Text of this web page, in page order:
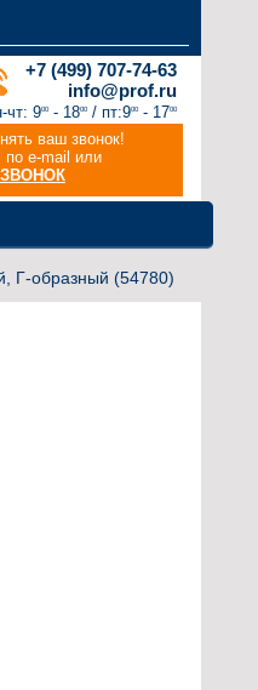
+7 (499) 707-74-63
info@prof.ru
чт: 900 - 1800 / пт:900 - 1700
ваш звонок!
по e-mail или
Г-образный (54780)